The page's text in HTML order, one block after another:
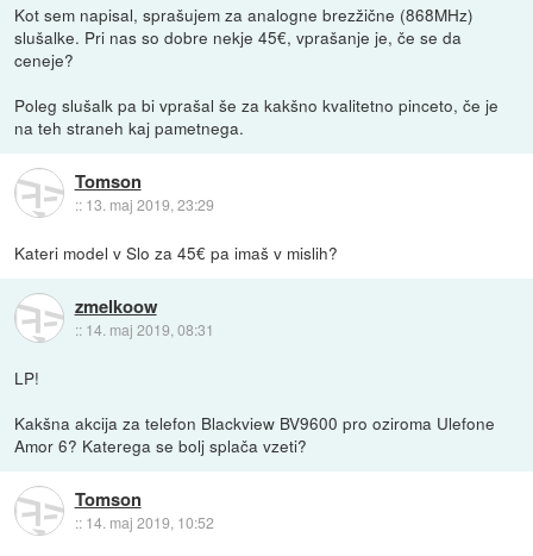
Kot sem napisal, sprašujem za analogne brezžične (868MHz)
slušalke. Pri nas so dobre nekje 45€, vprašanje je, če se da
ceneje?
Poleg slušalk pa bi vprašal še za kakšno kvalitetno pinceto, če je
na teh straneh kaj pametnega.
Tomson
:: 13. maj 2019, 23:29
Kateri model v Slo za 45€ pa imaš v mislih?
zmelkoow
:: 14. maj 2019, 08:31
LP!
Kakšna akcija za telefon Blackview BV9600 pro oziroma Ulefone
Amor 6? Katerega se bolj splača vzeti?
Tomson
:: 14. maj 2019, 10:52